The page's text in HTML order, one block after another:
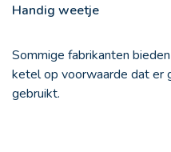
Handig weetje
Sommige fabrikanten
ketel op voorwaarde dat er
gebruikt.